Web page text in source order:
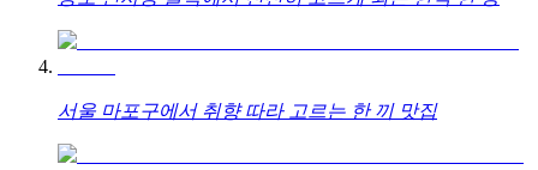
서울 마포구에서 취향 따라 고르는 한 끼 맛집